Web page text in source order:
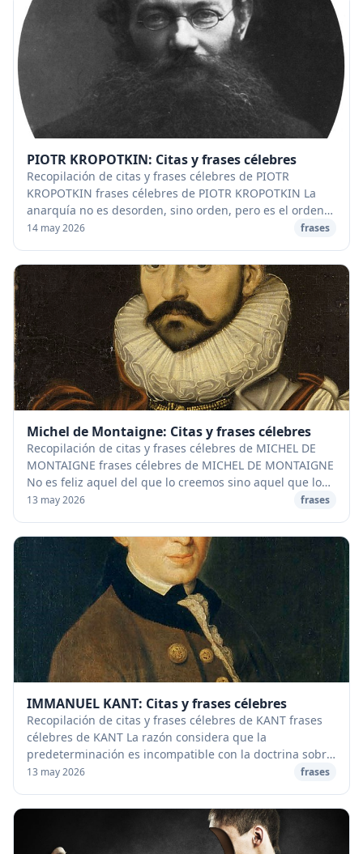
PIOTR KROPOTKIN: Citas y frases célebres
Recopilación de citas y frases célebres de PIOTR
KROPOTKIN frases célebres de PIOTR KROPOTKIN La
anarquía no es desorden, sino orden, pero es el orden
que nace no del ejercicio del Poder (esto es, no ...
14 may 2026 frases
Michel de Montaigne: Citas y frases célebres
Recopilación de citas y frases célebres de MICHEL DE
MONTAIGNE frases célebres de MICHEL DE MONTAIGNE
No es feliz aquel del que lo creemos sino aquel que lo
cree de sí mismo. Y sólo así se hace la cre...
13 may 2026 frases
IMMANUEL KANT: Citas y frases célebres
Recopilación de citas y frases célebres de KANT frases
célebres de KANT La razón considera que la
predeterminación es incompatible con la doctrina sobre
la libertad, sobre la responsabilidad por el co...
13 may 2026 frases